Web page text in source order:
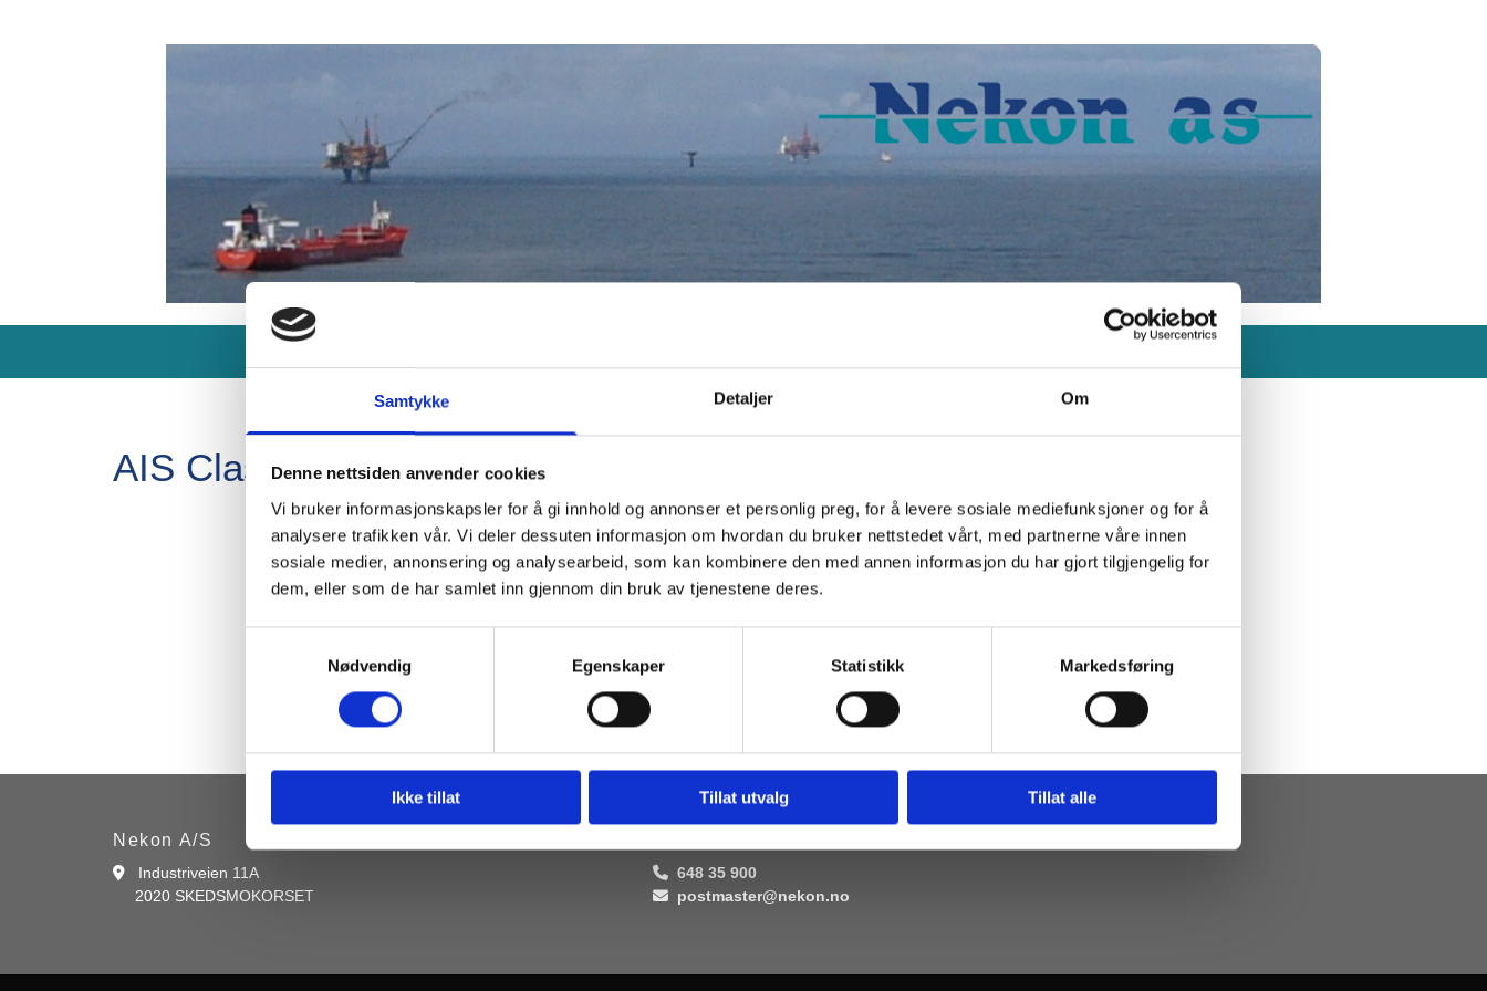
Samtykke Detaljer Om
Denne nettsiden anvender cookies
Vi bruker informasjonskapsler for å gi innhold og annonser et personlig preg, for å levere sosiale mediefunksjoner og for å
analysere trafikken vår. Vi deler dessuten informasjon om hvordan du bruker nettstedet vårt, med partnerne våre innen
sosiale medier, annonsering og analysearbeid, som kan kombinere den med annen informasjon du har gjort tilgjengelig for
dem, eller som de har samlet inn gjennom din bruk av tjenestene deres.
Nødvendig
Egenskaper Statistikk Markedsføring
Ikke tillat Tillat utvalg Tillat alle
AIS Class B
AIS Class B
ACR electronics Inc. har nå sin nye AIS Class B i produksjon. Produktet leveres som en komplett pakke
inneholdene AIS-B Transponder, Interface kabler, GPS ant. m/kabel, VHF ant. m/kabel, Link2 AIS programvare,
Nekon A/S
 Industriveien 11A
2020 SKEDSMOKORSET
 648 35 900
 postmaster@nekon.no